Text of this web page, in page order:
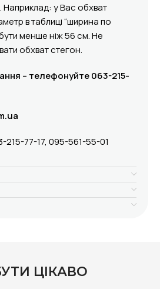
Наприклад: у Вас обхват
в таблиці “ширина по
менше ніж 56 см. Не
обхват стегон.
– телефонуйте 063-215-
215-77-17, 095-561-55-01
ЦІКАВО